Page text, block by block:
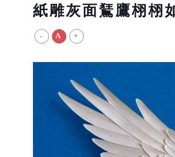
紙雕灰面鵟鷹栩栩
- A +